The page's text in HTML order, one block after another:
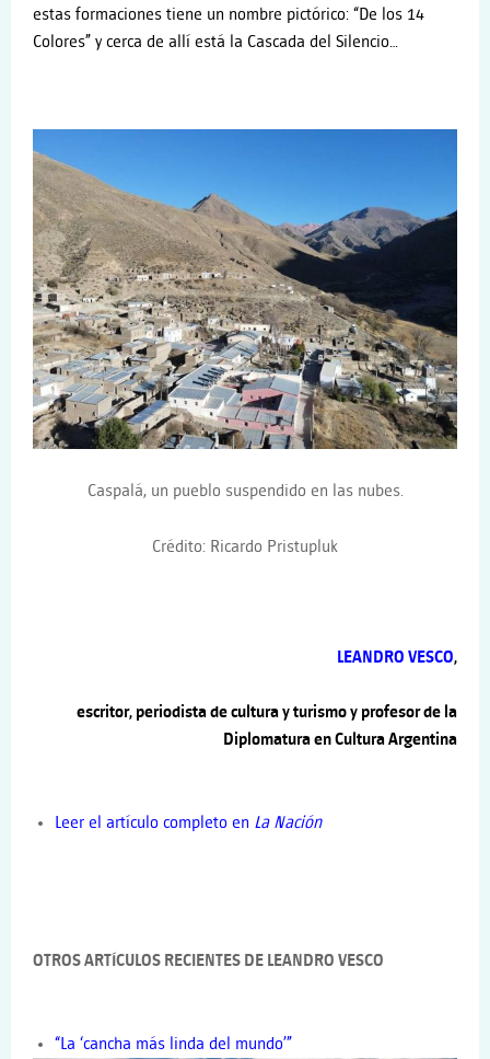
estas formaciones tiene un nombre pictórico: “De los 14
Colores” y cerca de allí está la Cascada del Silencio…
Caspalá, un pueblo suspendido en las nubes.
Crédito: Ricardo Pristupluk
LEANDRO VESCO,
escritor, periodista de cultura y turismo y profesor de la
Diplomatura en Cultura Argentina
Leer el artículo completo en La Nación
OTROS ARTÍCULOS RECIENTES DE LEANDRO VESCO
“La ‘cancha más linda del mundo’”